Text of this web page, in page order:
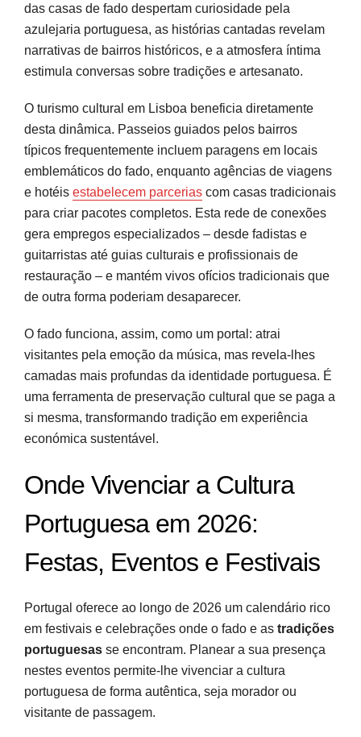
das casas de fado despertam curiosidade pela
azulejaria portuguesa, as histórias cantadas revelam
narrativas de bairros históricos, e a atmosfera íntima
estimula conversas sobre tradições e artesanato.
O turismo cultural em Lisboa beneficia diretamente
desta dinâmica. Passeios guiados pelos bairros
típicos frequentemente incluem paragens em locais
emblemáticos do fado, enquanto agências de viagens
e hotéis estabelecem parcerias com casas tradicionais
para criar pacotes completos. Esta rede de conexões
gera empregos especializados – desde fadistas e
guitarristas até guias culturais e profissionais de
restauração – e mantém vivos ofícios tradicionais que
de outra forma poderiam desaparecer.
O fado funciona, assim, como um portal: atrai
visitantes pela emoção da música, mas revela-lhes
camadas mais profundas da identidade portuguesa. É
uma ferramenta de preservação cultural que se paga a
si mesma, transformando tradição em experiência
económica sustentável.
Onde Vivenciar a Cultura
Portuguesa em 2026:
Festas, Eventos e Festivais
Portugal oferece ao longo de 2026 um calendário rico
em festivais e celebrações onde o fado e as tradições
portuguesas se encontram. Planear a sua presença
nestes eventos permite-lhe vivenciar a cultura
portuguesa de forma autêntica, seja morador ou
visitante de passagem.